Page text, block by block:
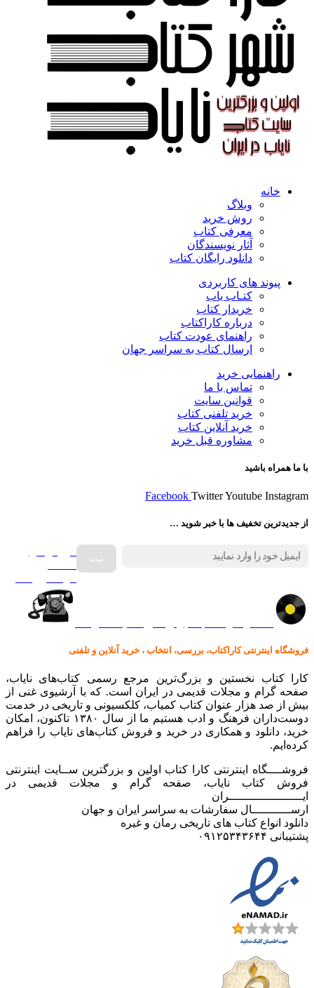
خانه
وبلاگ
روش خرید
معرفی کتاب
آثار نویسندگان
دانلود رایگان کتاب
پیوند های کاربردی
کتـاب یاب
خریدار کتاب
درباره کاراکتاب
راهنمای عودت کتاب
ارسال کتاب به سراسر جهان
راهنمایی خرید
تماس با ما
قوانین سایت
خرید تلفنی کتاب
خرید آنلاین کتاب
مشاوره قبل خرید
با ما همراه باشید
Facebook TwitterYoutube Instagram
از جدیدترین تخفیف ها با خبر شوید …
فروش انواع
فروشگاه اینترنتی کاراکتاب، بررسی، انتخاب ، خرید آنلاین و تلفنی
کارا کتاب نخستین و بزرگ‌ترین مرجع رسمی کتاب‌های نایاب،
صفحه گرام و مجلات قدیمی در ایران است. که با آرشیوی غنی از
بیش از صد هزار عنوان کتاب کمیاب، کلکسیونی و تاریخی در خدمت
دوست‌داران فرهنگ و ادب هستیم ما از سال ۱۳۸۰ تاکنون، امکان
خرید، دانلود و همکاری در خرید و فروش کتاب‌های نایاب را فراهم
کرده‌ایم.
فروشــــگاه اینترنتی کارا کتاب اولین و بزرگترین ســایت اینترنتی
فروش کتاب نایاب، صفحه گرام و مجلات قدیمی در
ایـــــــــــــــــــــران
ارســـــــــــال سفارشات به سراسر ایران و جهان
دانلود انواع کتاب های تاریخی رمان و غیره
پشتیبانی ۰۹۱۲۵۳۴۳۶۴۴